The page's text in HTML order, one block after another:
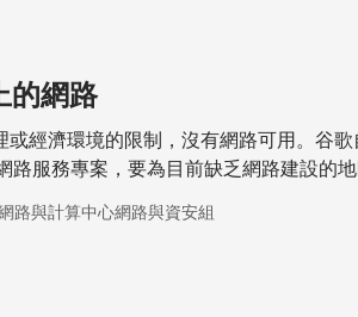
的網路
或經濟環境的限制，沒有網路可用。谷歌
路服務專案，要為目前缺乏網路建設的
路與計算中心網路與資安組